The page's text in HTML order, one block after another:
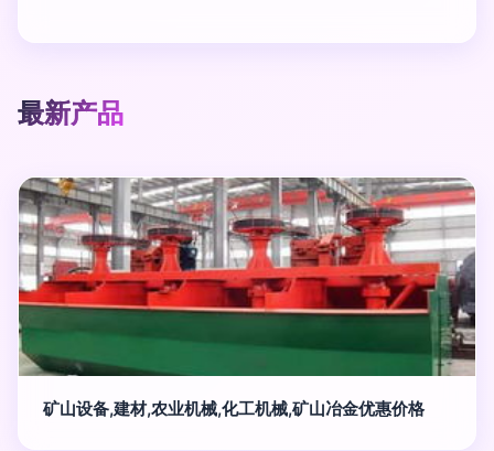
最新产品
矿山设备,建材,农业机械,化工机械,矿山冶金优惠价格